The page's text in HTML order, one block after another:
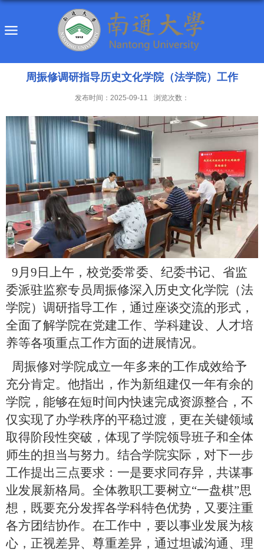
周振修调研指导历史文化学院（法学院）工作
发布时间：2025-09-11 浏览次数：
9月9日上午，校党委常委、纪委书记、省监
委派驻监察专员周振修深入历史文化学院（法
学院）调研指导工作，通过座谈交流的形式，
全面了解学院在党建工作、学科建设、人才培
养等各项重点工作方面的进展情况。
周振修对学院成立一年多来的工作成效给予
充分肯定。他指出，作为新组建仅一年有余的
学院，能够在短时间内快速完成资源整合，不
仅实现了办学秩序的平稳过渡，更在关键领域
取得阶段性突破，体现了学院领导班子和全体
师生的担当与努力。结合学院实际，对下一步
工作提出三点要求：一是要求同存异，共谋事
业发展新格局。全体教职工要树立“一盘棋”思
想，既要充分发挥各学科特色优势，又要注重
各方团结协作。在工作中，要以事业发展为核
心，正视差异、尊重差异，通过坦诚沟通、理